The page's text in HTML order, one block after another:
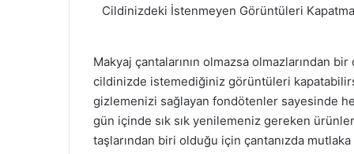
Cildinizdeki İstenmeyen Görüntüleri
Makyaj çantalarının olmazsa olmazlarından
cildinizde istemediğiniz görüntüleri
gizlemenizi sağlayan fondötenler sayesinde
gün içinde sık sık yenilemeniz gereken
taşlarından biri olduğu için çantanızda